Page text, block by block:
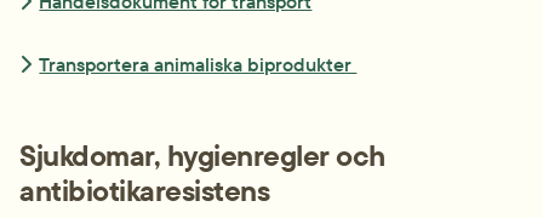
Transportera animaliska biprodukter
Sjukdomar, hygienregler och
antibiotikaresistens